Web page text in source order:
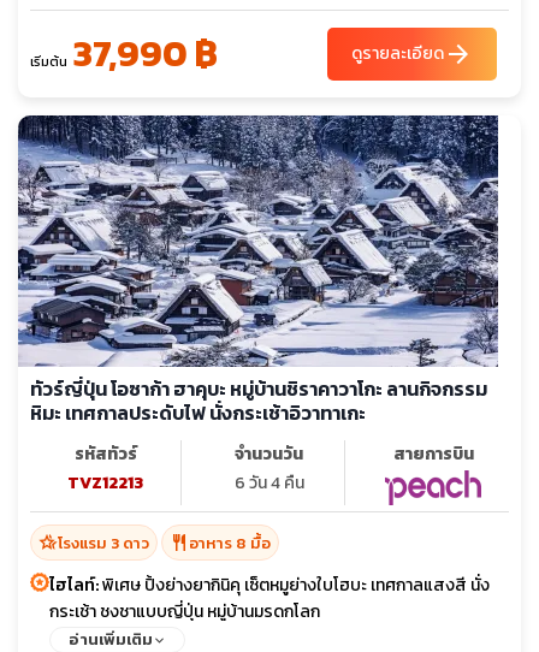
เริ่มต้น 37,990 ฿ ดูรายละเอียดarrow_forward
ทัวร์ญี่ปุ่น โอซาก้า ฮาคุบะ หมู่บ้านชิราคาวาโกะ ลานกิจกรรม
หิมะ เทศกาลประดับไฟ นั่งกระเช้าอิวาทาเกะ
รหัสทัวร์
TVZ12213
จำนวนวัน
6 วัน 4 คืน
สายการบิน
hotel_classโรงแรม 3 ดาว restaurant อาหาร 8 มื้อ
ไฮไลท์:พิเศษ ปิ้งย่างยากินิคุ เซ็ตหมูย่างใบโฮบะ เทศกาลแสงสี นั่ง
กระเช้า ชงชาแบบญี่ปุ่น หมู่บ้านมรดกโลก
อ่านเพิ่มเติม